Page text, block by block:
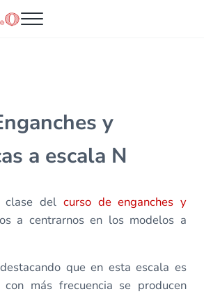
Menu
y
a escala N
clase del curso de enganches y
a centrarnos en los modelos a
que en esta escala es
más frecuencia se producen